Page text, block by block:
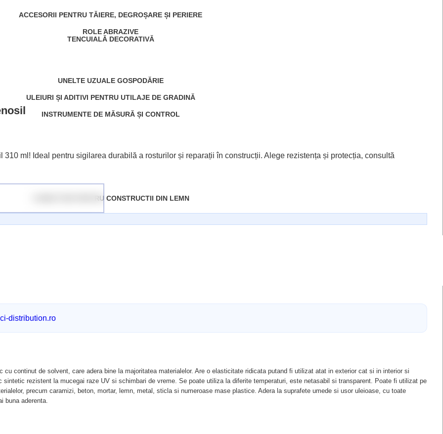
TENCUIALĂ DECORATIVĂ
CONECTORI PENTRU CONSTRUCTII DIN LEMN
ACCESORII PENTRU TĂIERE, DEGROȘARE ȘI PERIERE
ROLE ABRAZIVE
UNELTE UZUALE GOSPODĂRIE
ULEIURI ȘI ADITIVI PENTRU UTILAJE DE GRADINĂ
INSTRUMENTE DE MĂSURĂ ȘI CONTROL
ml! Ideal pentru sigilarea durabilă a rosturilor și reparații în construcții. Alege rezistența și protecția, consultă
distribution.ro
continut de solvent, care adera bine la majoritatea materialelor. Are o elasticitate ridicata putand fi utilizat atat in exterior cat si in interior si
rezistent la mucegai raze UV si schimbari de vreme. Se poate utiliza la diferite temperaturi, este netasabil si transparent. Poate fi utilizat pe
precum caramizi, beton, mortar, lemn, metal, sticla si numeroase mase plastice. Adera la suprafete umede si usor uleioase, cu toate
buna aderenta.